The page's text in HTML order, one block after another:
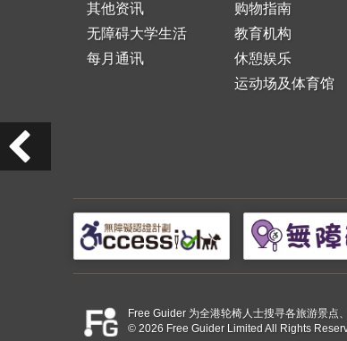
其他资讯
无障碍大学生活
每月通讯
购物指南
教育机构
休憩娱乐
运动场及体育馆
Free Guider 为全港轮椅人士搜寻各旅游景点
© 2026 Free Guider Limited All Rights